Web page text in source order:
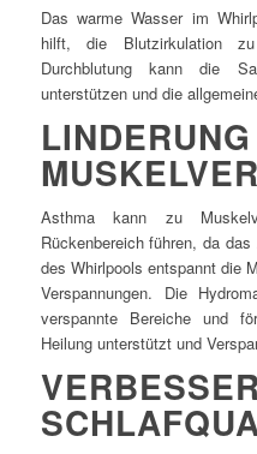
Das warme Wasser im
hilft, die Blutzirkulation
Durchblutung kann die
unterstützen und die
Asthma kann zu
Rückenbereich führen, da
des Whirlpools entspannt die
Verspannungen. Die
verspannte Bereiche und
Heilung unterstützt und